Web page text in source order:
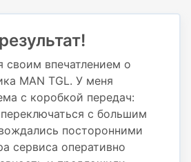
своим впечатлением о
MAN TGL. У меня
с коробкой передач:
с большим
посторонними
сервиса оперативно